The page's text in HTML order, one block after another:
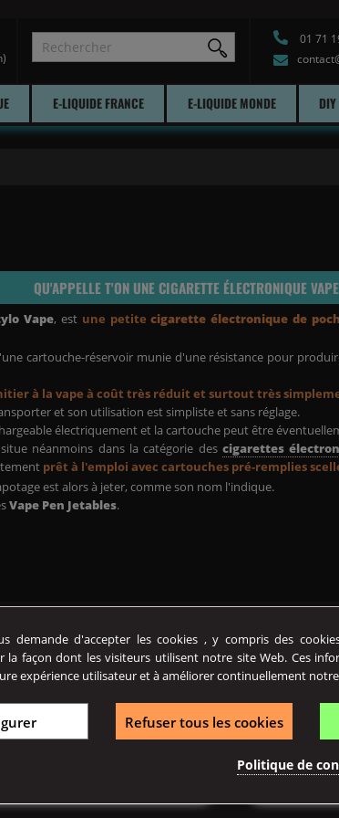
01 71
E-LIQUIDE FRANCE E-LIQUIDE MONDE DIY
QU'APPELLE T'ON UNECIGARETTE ÉLECTRONIQUE
Vape, est une petitecigarette électronique de
cartouche-réservoir munie d'une résistance pour
à la vape à coût très réduit et surtout très
et son utilisation est simpliste et sans réglage.
électriquement et la cartouche peut être
néanmoins dans la catégorie des cigarettes
prêt à l'emploi avec cartouches pré-remplies
est alors à jeter, comme son nom l'indique.
Vape Pen Jetables.
demande d'accepter les cookies , y compris des
la façon dont les visiteurs utilisent notre site Web. Ces
expérience utilisateur et à améliorer continuellement
Refuser tous les cookies
Politique de